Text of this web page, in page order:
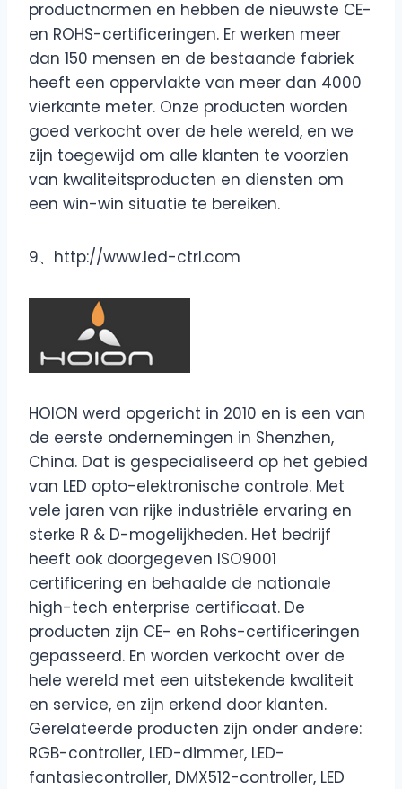
productnormen en hebben de nieuwste CE-
en ROHS-certificeringen. Er werken meer
dan 150 mensen en de bestaande fabriek
heeft een oppervlakte van meer dan 4000
vierkante meter. Onze producten worden
goed verkocht over de hele wereld, en we
zijn toegewijd om alle klanten te voorzien
van kwaliteitsproducten en diensten om
een win-win situatie te bereiken.
9、http://www.led-ctrl.com
HOION werd opgericht in 2010 en is een van
de eerste ondernemingen in Shenzhen,
China. Dat is gespecialiseerd op het gebied
van LED opto-elektronische controle. Met
vele jaren van rijke industriële ervaring en
sterke R & D-mogelijkheden. Het bedrijf
heeft ook doorgegeven ISO9001
certificering en behaalde de nationale
high-tech enterprise certificaat. De
producten zijn CE- en Rohs-certificeringen
gepasseerd. En worden verkocht over de
hele wereld met een uitstekende kwaliteit
en service, en zijn erkend door klanten.
Gerelateerde producten zijn onder andere:
RGB-controller, LED-dimmer, LED-
fantasiecontroller, DMX512-controller, LED